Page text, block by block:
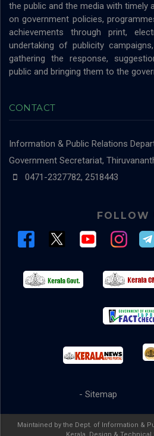
the public and the media with
on government policies,
achievements through print,
undertaking of publicity
gathering the response,
public and bringing them to the
CONTACT
Information & Public Relations
Government Secretariat,
0471-2327782, 2518443
FOLLOW
- Sitemap
Maintained by the Dept. of Information &